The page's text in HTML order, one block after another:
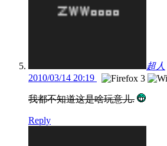
超人
2010/03/14 20:19
我都不知道这是啥玩意儿.
Reply